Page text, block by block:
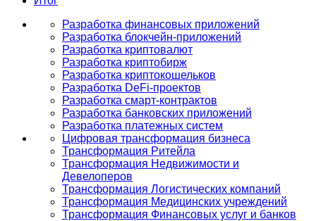
Разработка финансовых приложений
Разработка блокчейн-приложений
Разработка криптовалют
Разработка криптобирж
Разработка криптокошельков
Разработка DeFi-проектов
Разработка смарт-контрактов
Разработка банковских приложений
Разработка платежных систем
Цифровая трансформация бизнеса
Трансформация Ритейла
Трансформация Недвижимости и
Девелоперов
Трансформация Логистических компаний
Трансформация Медицинских учреждений
Трансформация Финансовых услуг и банков